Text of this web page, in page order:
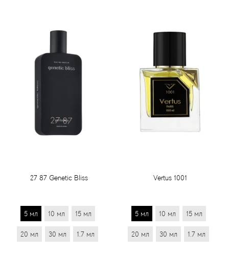
27 87 Genetic Bliss
5 мл 10 мл 15 мл
20 мл 30 мл 1.7 мл
Vertus 1001
5 мл 10 мл 15 мл
20 мл 30 мл 1.7 мл